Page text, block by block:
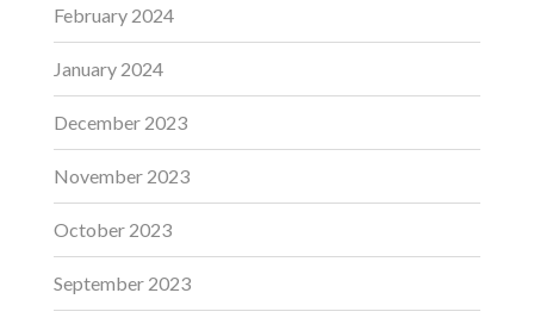
February 2024
January 2024
December 2023
November 2023
October 2023
September 2023